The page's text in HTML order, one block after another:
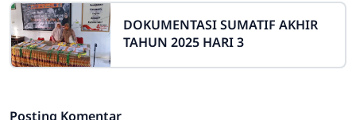
DOKUMENTASI SUMATIF AKHIR
TAHUN 2025 HARI 3
Posting Komentar